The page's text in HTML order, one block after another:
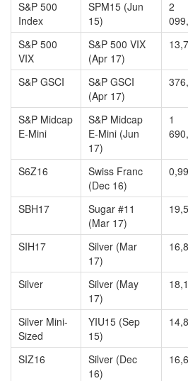
S&P 500
Index
SPM15 (Jun
15)
2
S&P 500
VIX
S&P 500 VIX
(Apr 17)
S&P GSCI
S&P GSCI
(Apr 17)
S&P Midcap
E-Mini
S&P Midcap
E-Mini (Jun
17)
1
S6Z16
Swiss Franc
(Dec 16)
0,99
SBH17
Sugar #11
(Mar 17)
SIH17
Silver (Mar
17)
Silver
Silver (May
17)
Silver Mini-
Sized
YIU15 (Sep
15)
SIZ16
Silver (Dec
16)